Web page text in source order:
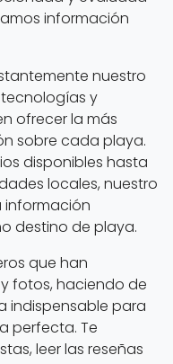
información
nuestro
y
ofrecer la más
sobre cada playa.
disponibles hasta
locales, nuestro
información
destino de playa.
que han
fotos, haciendo de
indispensable para
perfecta. Te
leer las reseñas